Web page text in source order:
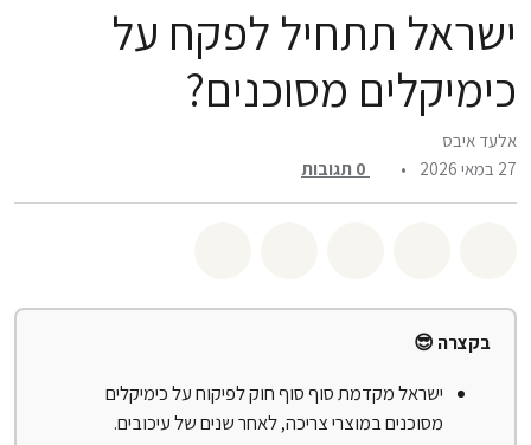
ישראל תתחיל לפקח על
כימיקלים מסוכנים?
אלעד איבס
27 במאי 2026
•
0 תגובות
בקצרה 😎
ישראל מקדמת סוף סוף חוק לפיקוח על כימיקלים
מסוכנים במוצרי צריכה, לאחר שנים של עיכובים.